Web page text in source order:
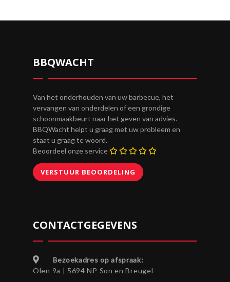
BBQWACHT
Van het onderhouden van uw barbecue, het
vervangen van onderdelen of een grondige
schoonmaakbeurt naar het geven van advies.
BBQWacht helpt u graag met uw probleem en
staat u graag te woord.
Beoordeel onze service
CONTACTGEGEVENS
Bezoekadres op afspraak:
Olen 9a | 5694 NP Son en Breugel